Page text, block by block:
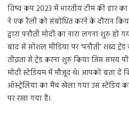
विष्व कप 2023 में भारतीय टीम की हार का
ने एक रैली को संबोधित करने के दौरान
द्वारा पनौती मोदी का नारा लगना शुरु
बाद से सोशल मीडिया पर ‘पनौती’ शब्द
तीव्रता से ट्रेंड करना शुरु किया जिस समय
मोदी स्टेडियम में मौजूद थे। आपको बता दें
ऑस्ट्रेलिया का मैच खेला गया उस स्टेडिय
पर रखा गया है।